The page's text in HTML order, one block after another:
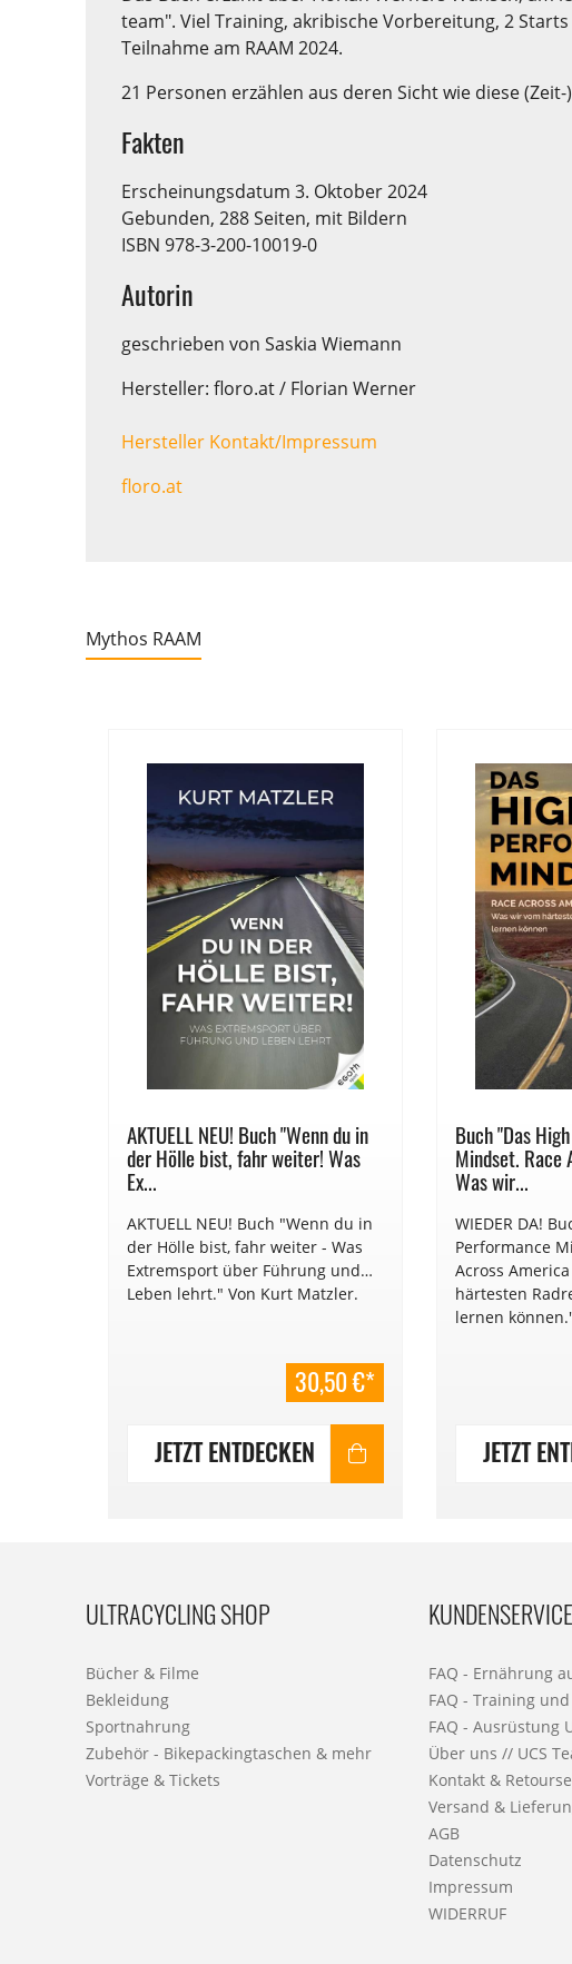
team". Viel Training, akribische Vorbereitung, 2
Teilnahme am RAAM 2024.
21 Personen erzählen aus deren Sicht wie diese
Fakten
Erscheinungsdatum 3. Oktober 2024
Gebunden, 288 Seiten, mit Bildern
ISBN 978-3-200-10019-0
Autorin
geschrieben von Saskia Wiemann
Hersteller: floro.at / Florian Werner
Hersteller Kontakt/Impressum
floro.at
Mythos RAAM
AKTUELL NEU! Buch "Wenn du in
der Hölle bist, fahr weiter! Was
Ex...
AKTUELL NEU! Buch "Wenn du in
der Hölle bist, fahr weiter - Was
Extremsport über Führung und
Leben lehrt." Von Kurt Matzler.
30,50 €*
JETZT ENTDECKEN
Buch "Das
Mindset. Race
Was wir...
WIEDER DA!
Performance
Across
härtesten
lernen
und elf
Ausrottung
JETZT
ULTRACYCLING SHOP
Bücher & Filme
Bekleidung
Sportnahrung
Zubehör - Bikepackingtaschen & mehr
Vorträge & Tickets
KUNDENSERVICE
FAQ - Ernährung
FAQ - Training
FAQ - Ausrüstung
Über uns // UCS
Kontakt &
Versand &
AGB
Datenschutz
Impressum
WIDERRUF